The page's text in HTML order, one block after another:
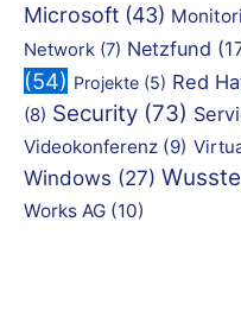
Microsoft (43)
Network (7) Netzfund
(54) Projekte (5) Red
(8) Security (73)
Videokonferenz (9)
Windows (27)
Works AG (10)